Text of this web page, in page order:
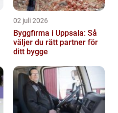
02 juli 2026
Byggfirma i Uppsala: Så
väljer du rätt partner för
ditt bygge